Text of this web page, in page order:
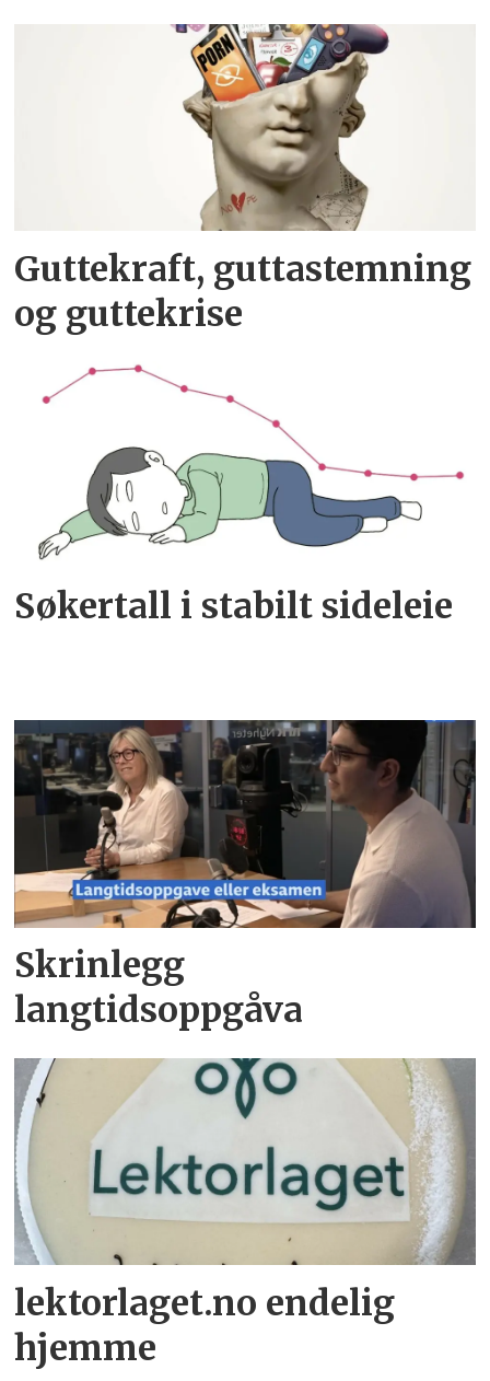
Guttekraft, guttastemning
og guttekrise
Søkertall i stabilt sideleie
Skrinlegg
langtidsoppgåva
lektorlaget.no endelig
hjemme